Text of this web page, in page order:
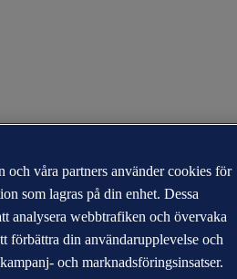
och våra partners använder cookies för
som lagras på din enhet. Dessa
analysera webbtrafiken och övervaka
förbättra din användarupplevelse och
och marknadsföringsinsatser.